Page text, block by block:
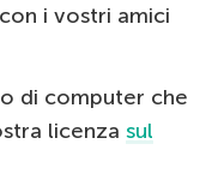
con i vostri amici
di computer che
licenza sul